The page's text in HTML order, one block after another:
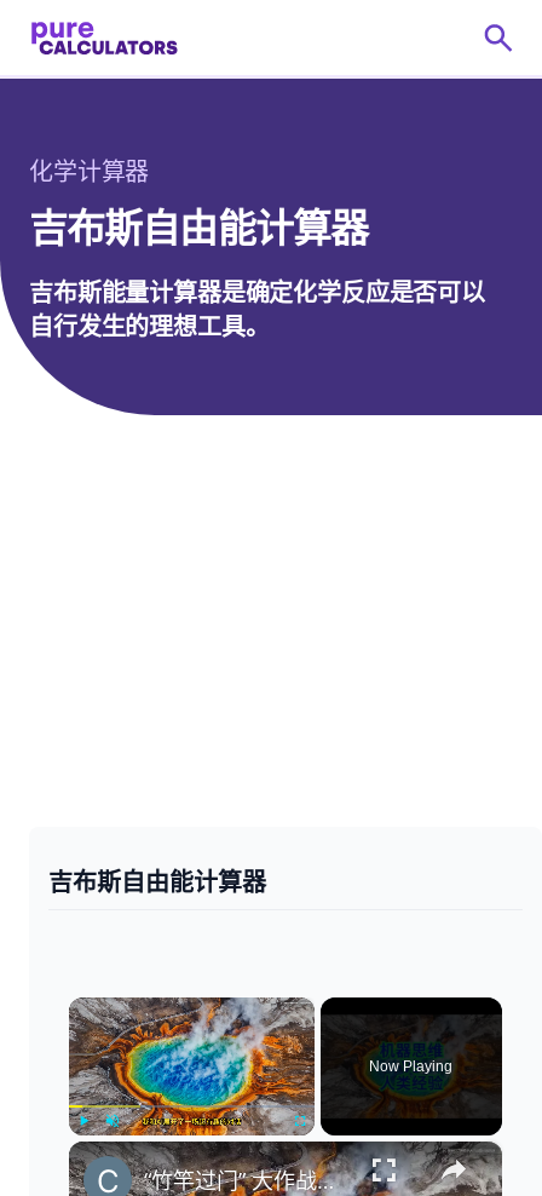
化学计算器
吉布斯自由能计算器
吉布斯能量计算器是确定化学反应是否可以
自行发生的理想工具。
吉布斯自由能计算器
×
Play Unmute Fullscreen
Now Playing
×
“竹竿过门” 大作战：人类 VS AI，谁的脑洞更离谱？